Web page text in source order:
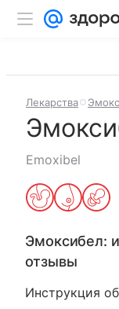
Лекарства
Emoxibel
Эмоксибел:
отзывы
Инструкция